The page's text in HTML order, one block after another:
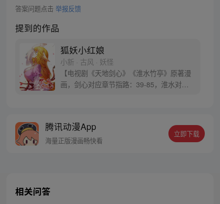
答案问题点击 举报反馈
提到的作品
狐妖小红娘
小新 · 古风 · 妖怪
【电视剧《天地剑心》《淮水竹亭》原著漫
画，剑心对应章节指路：39-85，淮水对应
腾讯动漫App
海量正版漫画畅快看
立即下载
相关问答